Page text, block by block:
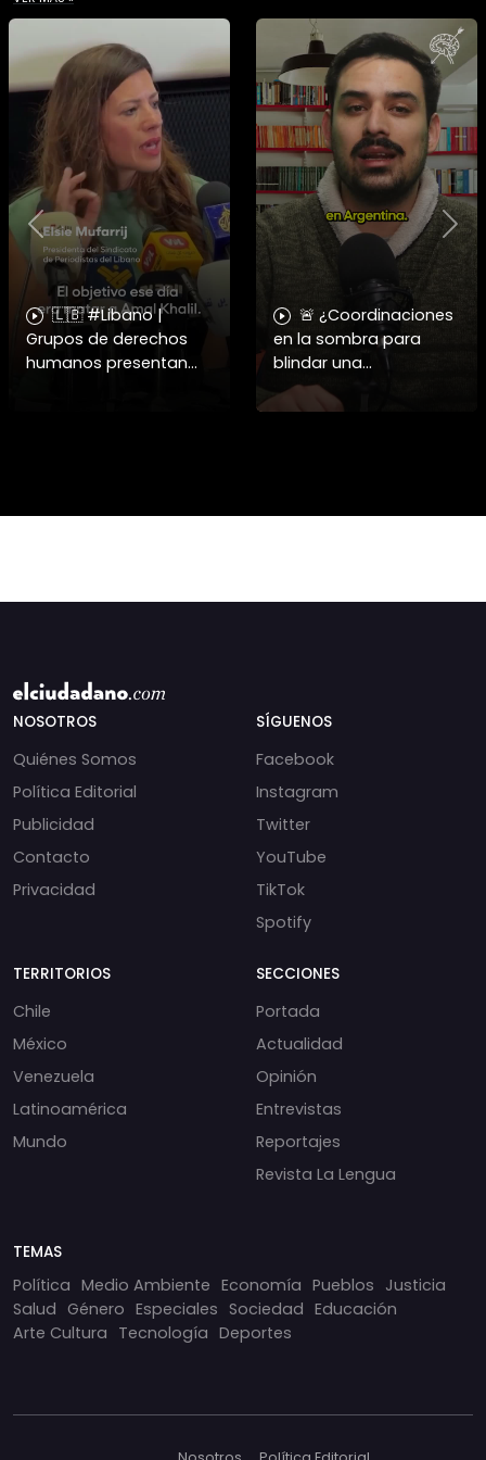
🇱🇧 #Libano |
Grupos de derechos
humanos presentan
🚨 ¿Coordinaciones
en la sombra para
blindar una
candidatura
presidencial? Nuevos
Previous
NOSOTROS
Quiénes Somos
Política Editorial
Publicidad
Contacto
Privacidad
SÍGUENOS
Facebook
Instagram
Twitter
YouTube
TikTok
Spotify
TERRITORIOS
Chile
México
Venezuela
Latinoamérica
Mundo
SECCIONES
Portada
Actualidad
Opinión
Entrevistas
Reportajes
Revista La Lengua
TEMAS
Política Medio Ambiente Economía Pueblos Justicia
Salud Género Especiales Sociedad Educación
Arte Cultura Tecnología Deportes